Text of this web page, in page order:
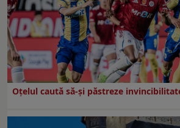
Oțelul caută să-și păstreze